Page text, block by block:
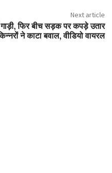
Next article
फिर बीच सड़क पर कपड़े उतार
ने काटा बवाल, वीडियो वायरल